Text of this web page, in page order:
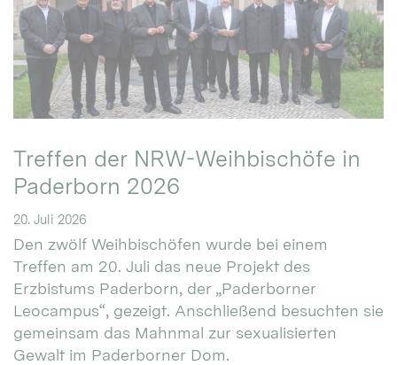
Treffen der NRW-Weihbischöfe in
Paderborn 2026
20. Juli 2026
Den zwölf Weihbischöfen wurde bei einem
Treffen am 20. Juli das neue Projekt des
Erzbistums Paderborn, der „Paderborner
Leocampus“, gezeigt. Anschließend besuchten sie
gemeinsam das Mahnmal zur sexualisierten
Gewalt im Paderborner Dom.